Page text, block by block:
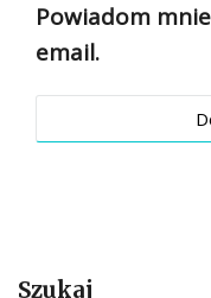
Powiadom
email.
Szukaj